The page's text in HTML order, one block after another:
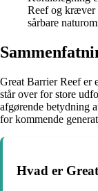
Reef og kræver
sårbare
Great Barrier Reef er
står over for store
afgørende betydning
for kommende
Hvad er